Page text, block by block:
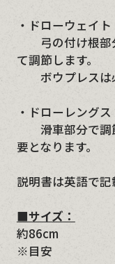
・ドローウェイ
弓の付け根部
て調節します。
ボウプレスは
・ドローレング
滑車部分で調
要となります。
説明書は英語で記
■サイズ：
約86cm
※目安